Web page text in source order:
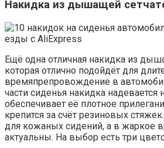
Накидка из дышащей
Ещё одна отличная накидка из
которая отлично подойдёт для
времяпрепровождение в
части сиденья накидка надевается
обеспечивает её плотное
крепится за счёт резиновых
для кожаных сидений, а в жаркое
актуальны. На выбор есть три